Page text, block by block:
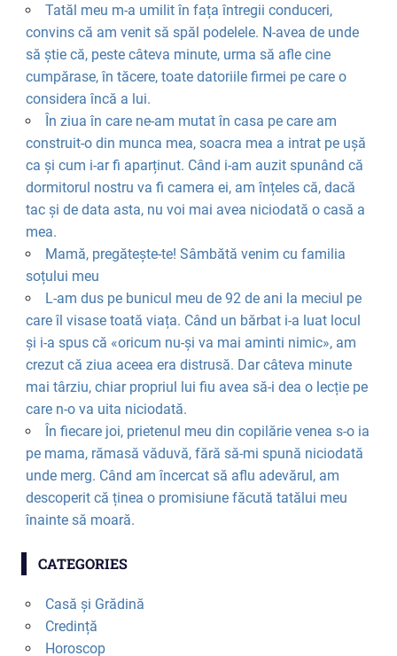
Tatăl meu m-a umilit în fața întregii conduceri,
convins că am venit să spăl podelele. N-avea de unde
să știe că, peste câteva minute, urma să afle cine
cumpărase, în tăcere, toate datoriile firmei pe care o
considera încă a lui.
În ziua în care ne-am mutat în casa pe care am
construit-o din munca mea, soacra mea a intrat pe ușă
ca și cum i-ar fi aparținut. Când i-am auzit spunând că
dormitorul nostru va fi camera ei, am înțeles că, dacă
tac și de data asta, nu voi mai avea niciodată o casă a
mea.
Mamă, pregătește-te! Sâmbătă venim cu familia
soțului meu
L-am dus pe bunicul meu de 92 de ani la meciul pe
care îl visase toată viața. Când un bărbat i-a luat locul
și i-a spus că «oricum nu-și va mai aminti nimic», am
crezut că ziua aceea era distrusă. Dar câteva minute
mai târziu, chiar propriul lui fiu avea să-i dea o lecție pe
care n-o va uita niciodată.
În fiecare joi, prietenul meu din copilărie venea s-o ia
pe mama, rămasă văduvă, fără să-mi spună niciodată
unde merg. Când am încercat să aflu adevărul, am
descoperit că ținea o promisiune făcută tatălui meu
înainte să moară.
CATEGORIES
Casă și Grădină
Credință
Horoscop